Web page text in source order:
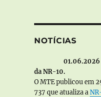
NOTÍCIAS
01.06.2026
da NR-10.
O MTE publicou em
737 que atualiza a